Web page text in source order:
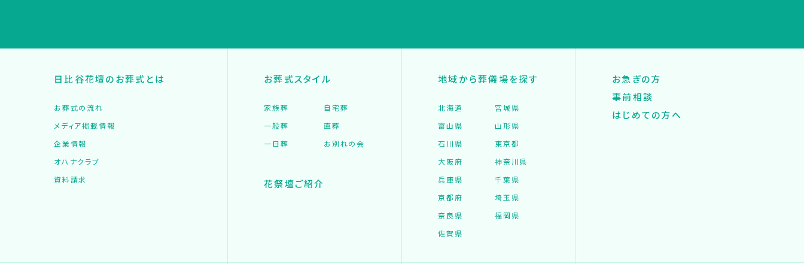
日比谷花壇のお葬式とは
お葬式の流れ
メディア掲載情報
企業情報
オハナクラブ
資料請求
お葬式スタイル
家族葬
自宅葬
一般葬
直葬
一日葬
お別れの会
花祭壇ご紹介
地域から葬儀場を探す
北海道
宮城県
富山県
山形県
石川県
東京都
大阪府
神奈川県
兵庫県
千葉県
京都府
埼玉県
奈良県
福岡県
佐賀県
お急ぎの方
事前相談
はじめての方へ